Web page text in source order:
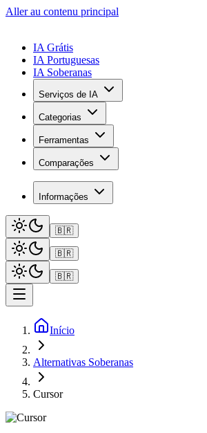
Aller au contenu principal
IA Grátis
IA Portuguesas
IA Soberanas
Serviços de IA
Categorias
Ferramentas
Comparações
Informações
🇧🇷
🇧🇷
🇧🇷
Início
Alternativas Soberanas
Cursor